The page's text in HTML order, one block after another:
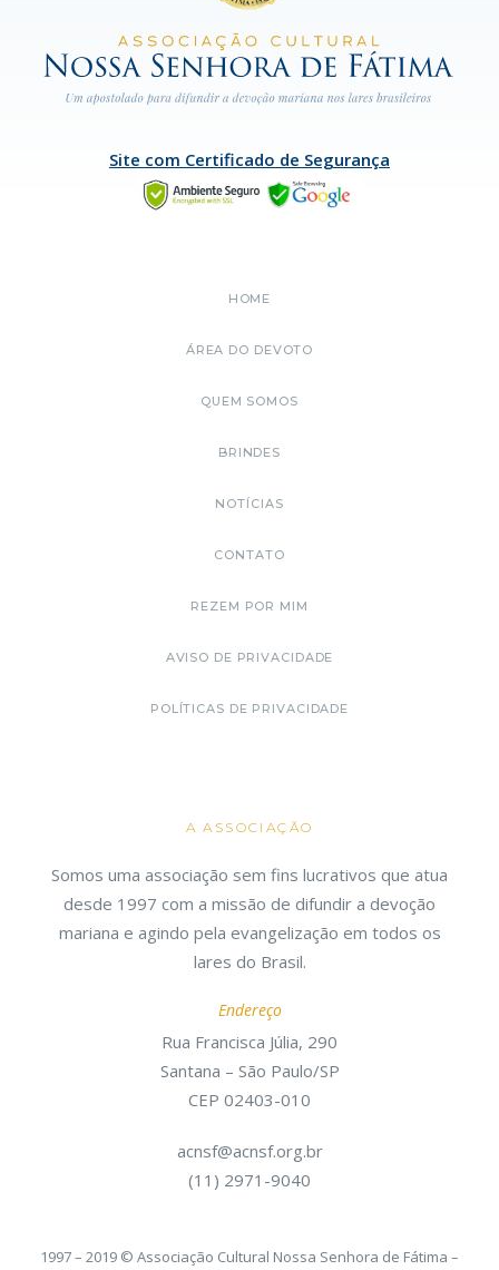
Site com Certificado de Segurança
HOME
ÁREA DO DEVOTO
QUEM SOMOS
BRINDES
NOTÍCIAS
CONTATO
REZEM POR MIM
AVISO DE PRIVACIDADE
POLÍTICAS DE PRIVACIDADE
A ASSOCIAÇÃO
Somos uma associação sem fins lucrativos que atua
desde 1997 com a missão de difundir a devoção
mariana e agindo pela evangelização em todos os
lares do Brasil.
Endereço
Rua Francisca Júlia, 290
Santana – São Paulo/SP
CEP 02403-010
acnsf@acnsf.org.br
(11) 2971-9040
1997 – 2019 © Associação Cultural Nossa Senhora de Fátima –